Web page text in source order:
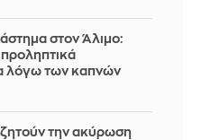
στον Άλιμο:
λόγω των καπνών
ζητούν την ακύρωση